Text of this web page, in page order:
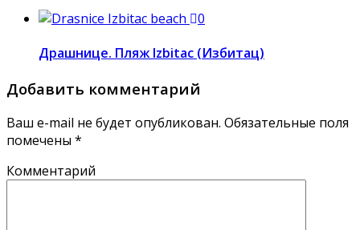
0
Драшнице. Пляж Izbitac (Избитац)
Добавить комментарий
Ваш e-mail не будет опубликован. Обязательные поля
помечены *
Комментарий